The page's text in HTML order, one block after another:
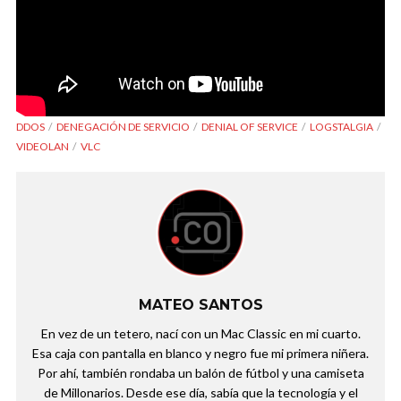
DDOS DENEGACIÓN DE SERVICIO DENIAL OF SERVICE
LOGSTALGIA
VIDEOLAN
VLC
MATEO SANTOS
En vez de un tetero, nací con un Mac Classic en mi cuarto.
Esa caja con pantalla en blanco y negro fue mi primera niñera.
Por ahí, también rondaba un balón de fútbol y una camiseta
de Millonarios. Desde ese día, sabía que la tecnología y el